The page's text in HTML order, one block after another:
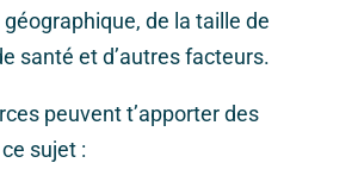
de la taille de
santé et d’autres facteurs.
peuvent t’apporter des
sujet :